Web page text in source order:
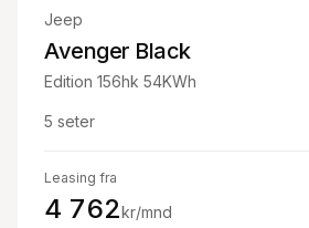
Jeep
Avenger Black
Edition 156hk 54KWh
5 seter
Leasing fra
4 762kr/mnd